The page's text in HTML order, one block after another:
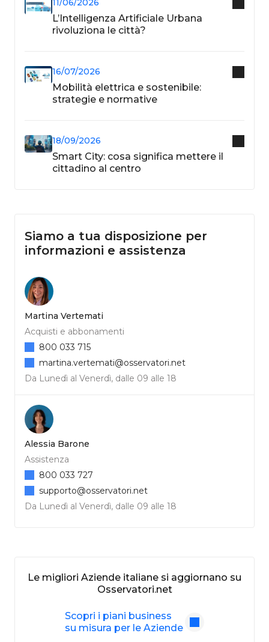
11/06/2026
L’Intelligenza Artificiale Urbana
rivoluziona le città?
16/07/2026
Mobilità elettrica e sostenibile:
strategie e normative
18/09/2026
Smart City: cosa significa mettere il
cittadino al centro
Siamo a tua disposizione per
informazioni e assistenza
Martina Vertemati
Acquisti e abbonamenti
Da Lunedì al Venerdì, dalle 09 alle 18
800 033 715
martina.vertemati@osservatori.net
Alessia Barone
Assistenza
Da Lunedì al Venerdì, dalle 09 alle 18
800 033 727
supporto@osservatori.net
Le migliori Aziende italiane si aggiornano su
Osservatori.net
Scopri i piani business
su misura per le Aziende